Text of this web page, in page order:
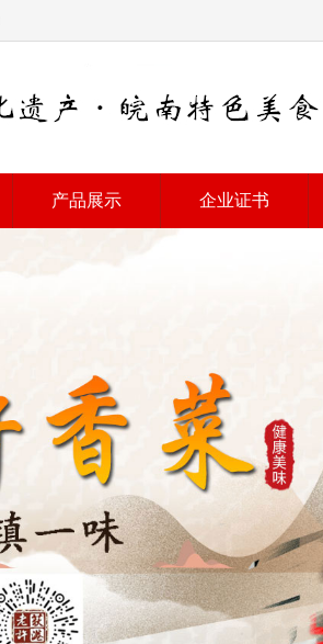
产品展示 企业证书